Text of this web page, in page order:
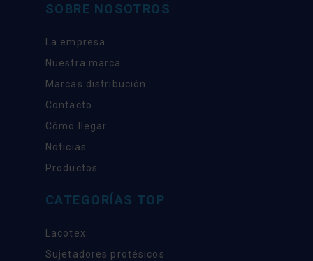
SOBRE NOSOTROS
La empresa
Nuestra marca
Marcas distribución
Contacto
Cómo llegar
Noticias
Productos
CATEGORÍAS TOP
Lacotex
Sujetadores protésicos